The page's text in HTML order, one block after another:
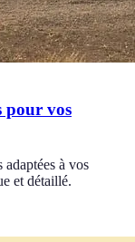
pour vos
à vos
et détaillé.